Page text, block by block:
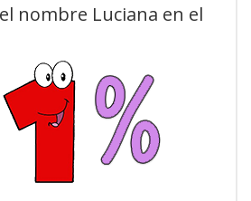
nombre Luciana en el